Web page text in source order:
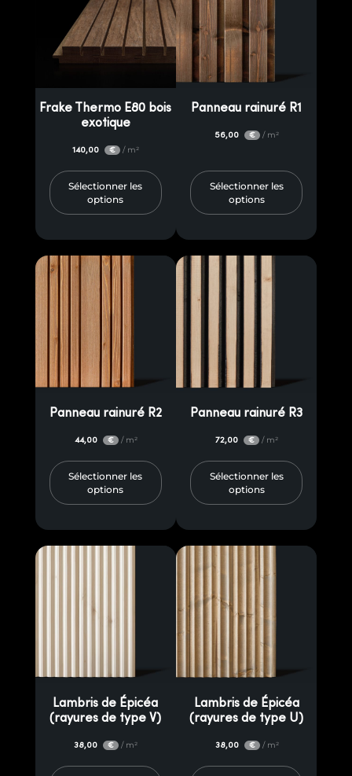
Frake Thermo E80 bois
exotique
140,00 € / m²
Sélectionner les
options
Panneau rainuré R1
56,00 € / m²
Sélectionner les
options
Panneau rainuré R2
44,00 € / m²
Sélectionner les
options
Panneau rainuré R3
72,00 € / m²
Sélectionner les
options
Lambris de Épicéa
(rayures de type V)
38,00 € / m²
Lambris de Épicéa
(rayures de type U)
38,00 € / m²